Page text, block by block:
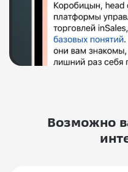
Возможно